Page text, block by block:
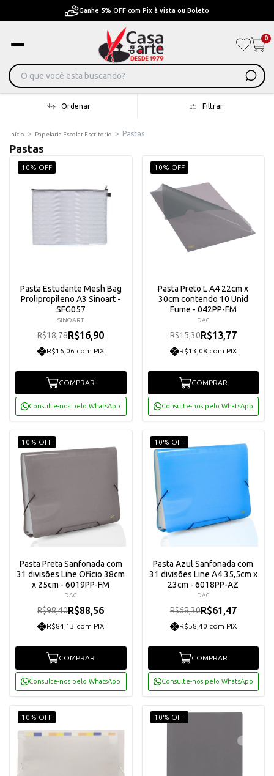
Ganhe 5% OFF com Pix à vista ou Boleto
0
Ordenar Filtrar
Início > Papelaria Escolar Escritorio > Pastas
Pastas
10% OFF
Pasta Estudante Mesh Bag
Prolipropileno A3 Sinoart -
SFG057
SINOART
R$18,78R$16,90
R$16,06 com PIX
COMPRAR
Consulte-nos pelo WhatsApp
10% OFF
Pasta Preto L A4 22cm x
30cm contendo 10 Unid
Fume - 042PP-FM
DAC
R$15,30R$13,77
R$13,08 com PIX
COMPRAR
Consulte-nos pelo WhatsApp
10% OFF
Pasta Preta Sanfonada com
31 divisões Line Oficio 38cm
x 25cm - 6019PP-FM
DAC
R$98,40R$88,56
R$84,13 com PIX
COMPRAR
Consulte-nos pelo WhatsApp
10% OFF
Pasta Azul Sanfonada com
31 divisões Line A4 35,5cm x
23cm - 6018PP-AZ
DAC
R$68,30R$61,47
R$58,40 com PIX
COMPRAR
Consulte-nos pelo WhatsApp
10% OFF 10% OFF